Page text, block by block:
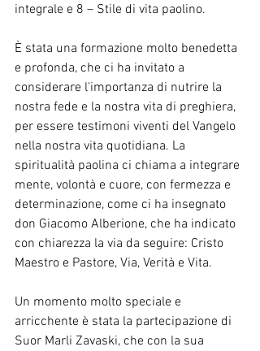
integrale e 8 – Stile di vita paolino.
È stata una formazione molto benedetta
e profonda, che ci ha invitato a
considerare l'importanza di nutrire la
nostra fede e la nostra vita di preghiera,
per essere testimoni viventi del Vangelo
nella nostra vita quotidiana. La
spiritualità paolina ci chiama a integrare
mente, volontà e cuore, con fermezza e
determinazione, come ci ha insegnato
don Giacomo Alberione, che ha indicato
con chiarezza la via da seguire: Cristo
Maestro e Pastore, Via, Verità e Vita.
Un momento molto speciale e
arricchente è stata la partecipazione di
Suor Marli Zavaski, che con la sua